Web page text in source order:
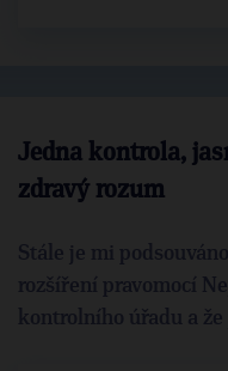
Jedna kontrola,
zdravý rozum
Stále je mi
rozšíření pravomocí
kontrolního úřadu a